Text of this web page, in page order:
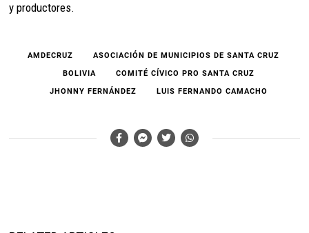
y productores.
AMDECRUZ
ASOCIACIÓN DE MUNICIPIOS DE SANTA CRUZ
BOLIVIA
COMITÉ CÍVICO PRO SANTA CRUZ
JHONNY FERNÁNDEZ
LUIS FERNANDO CAMACHO